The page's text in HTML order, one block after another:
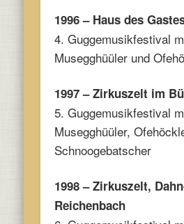
1996 – Haus des
4. Guggemusikfestival
Musegghüüler und
1997 – Zirkuszelt im
5. Guggemusikfestival
Musegghüüler,
Schnoogebatscher
1998 – Zirkuszelt,
Reichenbach